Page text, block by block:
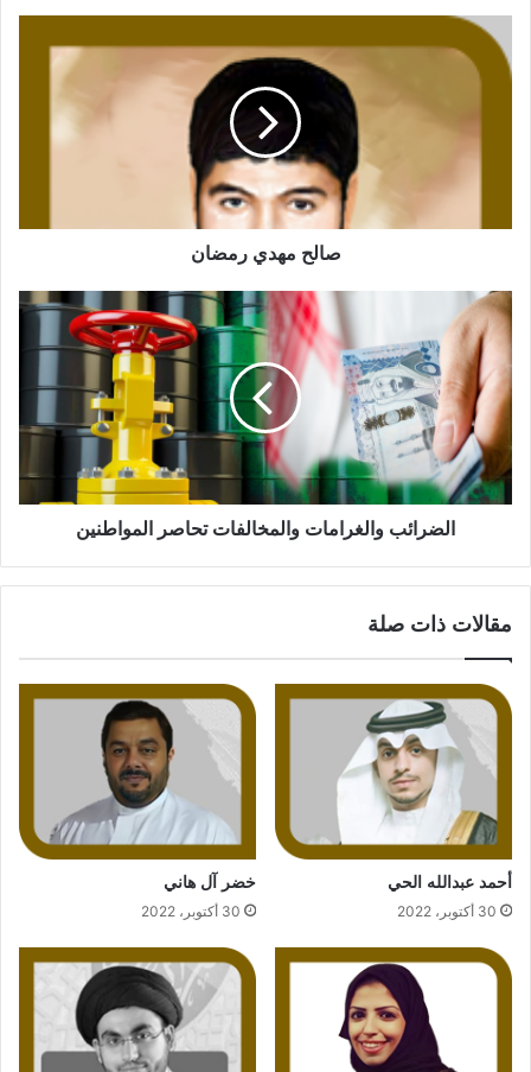
صالح مهدي رمضان
الضرائب والغرامات والمخالفات تحاصر المواطنين
مقالات ذات صلة
أحمد عبدالله الحي
30 أكتوبر، 2022
خضر آل هاني
30 أكتوبر، 2022